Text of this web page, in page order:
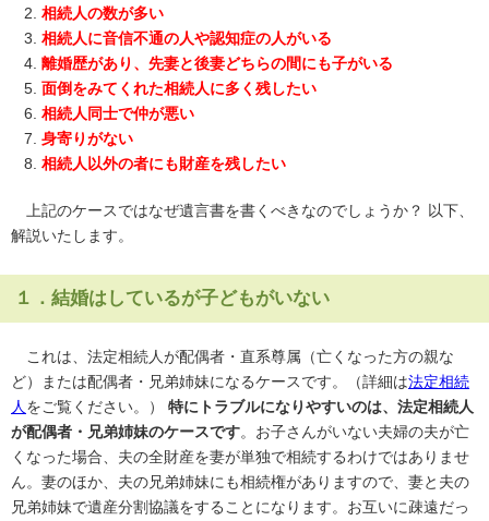
相続人の数が多い
相続人に音信不通の人や認知症の人がいる
離婚歴があり、先妻と後妻どちらの間にも子がいる
面倒をみてくれた相続人に多く残したい
相続人同士で仲が悪い
身寄りがない
相続人以外の者にも財産を残したい
上記のケースではなぜ遺言書を書くべきなのでしょうか？ 以下、
解説いたします。
１．結婚はしているが子どもがいない
これは、法定相続人が配偶者・直系尊属（亡くなった方の親な
ど）または配偶者・兄弟姉妹になるケースです。（詳細は法定相続
人 をご覧ください。） 特にトラブルになりやすいのは、法定相続人
が配偶者・兄弟姉妹のケースです。お子さんがいない夫婦の夫が亡
くなった場合、夫の全財産を妻が単独で相続するわけではありませ
ん。妻のほか、夫の兄弟姉妹にも相続権がありますので、妻と夫の
兄弟姉妹で遺産分割協議をすることになります。お互いに疎遠だっ